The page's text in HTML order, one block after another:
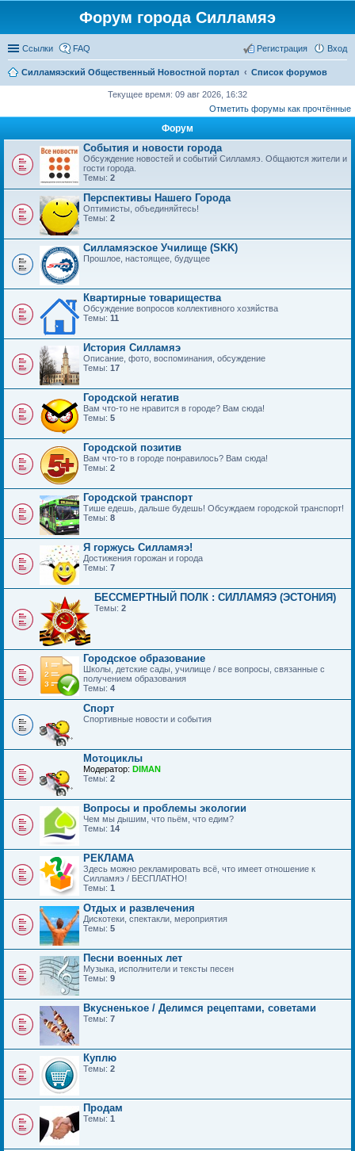
Форум города Силламяэ
Ссылки FAQ Вход
Регистрация
Силламяэский Общественный Новостной портал Список форумов
Текущее время: 09 авг 2026, 16:32
Отметить форумы как прочтённые
Форум
События и новости города
Обсуждение новостей и событий Силламяэ. Общаются жители и
гости города.
Темы: 2
Перспективы Нашего Города
Оптимисты, объединяйтесь!
Темы: 2
Силламяэское Училище (SKK)
Прошлое, настоящее, будущее
Квартирные товарищества
Обсуждение вопросов коллективного хозяйства
Темы: 11
История Силламяэ
Описание, фото, воспоминания, обсуждение
Темы: 17
Городской негатив
Вам что-то не нравится в городе? Вам сюда!
Темы: 5
Городской позитив
Вам что-то в городе понравилось? Вам сюда!
Темы: 2
Городской транспорт
Тише едешь, дальше будешь! Обсуждаем городской транспорт!
Темы: 8
Я горжусь Силламяэ!
Достижения горожан и города
Темы: 7
БЕССМЕРТНЫЙ ПОЛК : СИЛЛАМЯЭ (ЭСТОНИЯ)
Темы: 2
Городское образование
Школы, детские сады, училище / все вопросы, связанные с
получением образования
Темы: 4
Спорт
Спортивные новости и события
Мотоциклы
Модератор: DIMAN
Темы: 2
Вопросы и проблемы экологии
Чем мы дышим, что пьём, что едим?
Темы: 14
РЕКЛАМА
Здесь можно рекламировать всё, что имеет отношение к
Силламяэ / БЕСПЛАТНО!
Темы: 1
Отдых и развлечения
Дискотеки, спектакли, мероприятия
Темы: 5
Песни военных лет
Музыка, исполнители и тексты песен
Темы: 9
Вкусненькое / Делимся рецептами, советами
Темы: 7
Куплю
Темы: 2
Продам
Темы: 1